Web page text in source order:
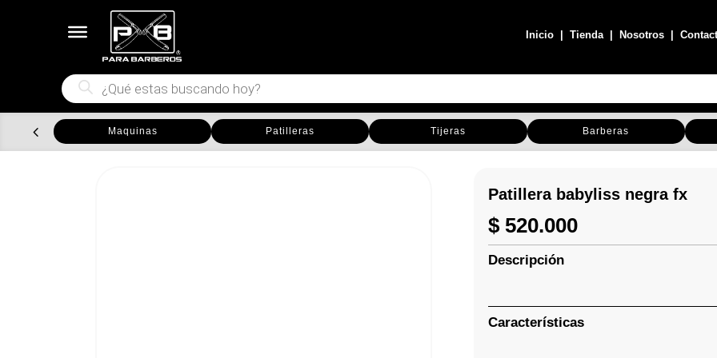
Inicio |Tienda| Nosotros |
Búsqueda
de
productos
Maquinas Patilleras Tijeras Barberas
Patillera babyliss negra fx
$ 520.000
Descripción
Características